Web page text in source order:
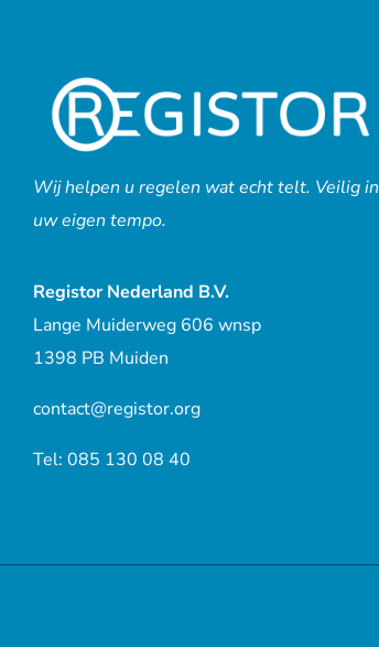
Wij helpen u regelen wat echt telt. Veilig in
uw eigen tempo.
Registor Nederland B.V.
Lange Muiderweg 606 wnsp
1398 PB Muiden
contact@registor.org
Tel: 085 130 08 40